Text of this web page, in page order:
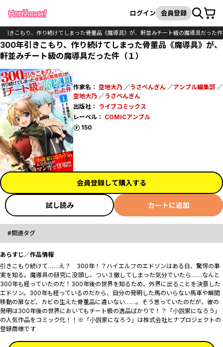
検索
ログイン 会員登録カート
引きこもり、作り続けてしまった骨董品《魔導具》が、軒並みチート級の魔導具だった件
300年引きこもり、作り続けてしまった骨董品《魔導具》が、
軒並みチート級の魔導具だった件（１）
作家名： 空地大乃／うさぺんぎん／アンブル編集部／
空地大乃／うさぺんぎん
出版社： ライブコミックス
レーベル： COMICアンブル
150
ポイント
会員登録して購入する
試し読み カートに追加
関連タグ
あらすじ／作品情報
引きこもり続けて……え？ 300年！？ハイエルフのエドソンはある日、驚愕の事
実を知る。魔導具の研究に没頭し、つい３徹してしまった気分でいたら……なんと
300年も経っていたのだ！300年後の世界を知るため、外界に出ることを決意した
エドソン。300年も経っているのだから、自分の発明した馬のいらない馬車や瞬間
移動の扉など、カビの生えた骨董品に違いない……。そう思っていたのだが、彼の
発明は300年後の世界においてもチート級の逸品ばかりで――！？「小説家になろう」
の人気作品をコミック化！！※「小説家になろう」は株式会社ヒナプロジェクトの
登録商標です